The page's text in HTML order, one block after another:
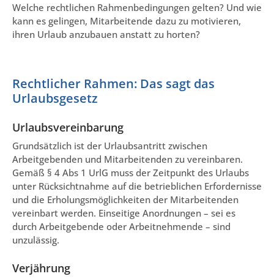
Welche rechtlichen Rahmenbedingungen gelten? Und wie
kann es gelingen, Mitarbeitende dazu zu motivieren,
ihren Urlaub anzubauen anstatt zu horten?
Rechtlicher Rahmen: Das sagt das
Urlaubsgesetz
Urlaubsvereinbarung
Grundsätzlich ist der Urlaubsantritt zwischen
Arbeitgebenden und Mitarbeitenden zu vereinbaren.
Gemäß § 4 Abs 1 UrlG muss der Zeitpunkt des Urlaubs
unter Rücksichtnahme auf die betrieblichen Erfordernisse
und die Erholungsmöglichkeiten der Mitarbeitenden
vereinbart werden. Einseitige Anordnungen – sei es
durch Arbeitgebende oder Arbeitnehmende – sind
unzulässig.
Verjährung